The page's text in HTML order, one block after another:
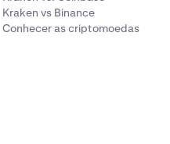
Kraken vs Binance
Conhecer as criptomoedas